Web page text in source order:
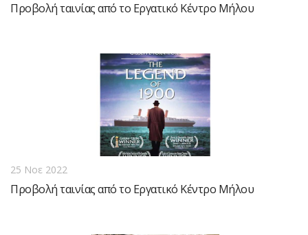
Προβολή ταινίας από το Εργατικό Κέντρο Μήλου
25 Νοε 2022
Προβολή ταινίας από το Εργατικό Κέντρο Μήλου